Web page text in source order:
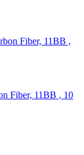
Fiber, 11BB , 10